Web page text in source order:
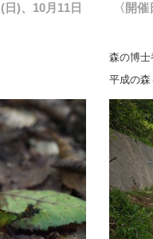
日)、10月11日
〈開
森の博
平成の